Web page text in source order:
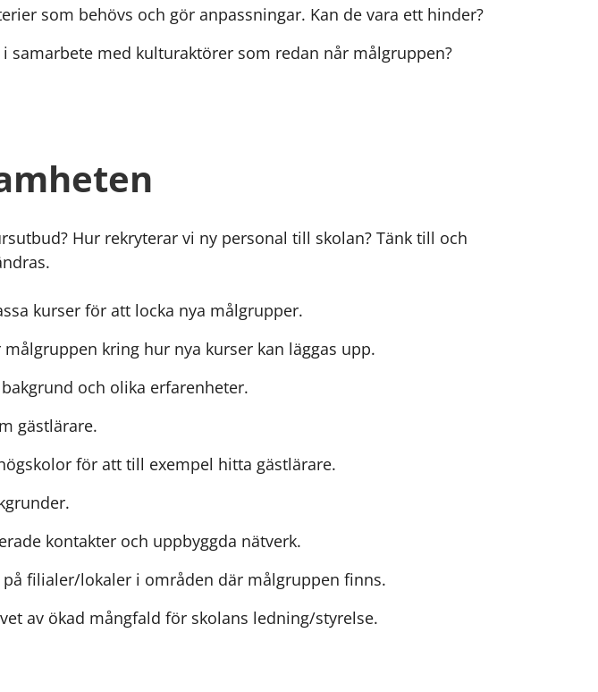
som behövs och gör anpassningar. Kan de vara ett hinder?
samarbete med kulturaktörer som redan når målgruppen?
Hur rekryterar vi ny personal till skolan? Tänk till och
kurser för att locka nya målgrupper.
kring hur nya kurser kan läggas upp.
och olika erfarenheter.
gästlärare.
för att till exempel hitta gästlärare.
kontakter och uppbyggda nätverk.
filialer/lokaler i områden där målgruppen finns.
av ökad mångfald för skolans ledning/styrelse.